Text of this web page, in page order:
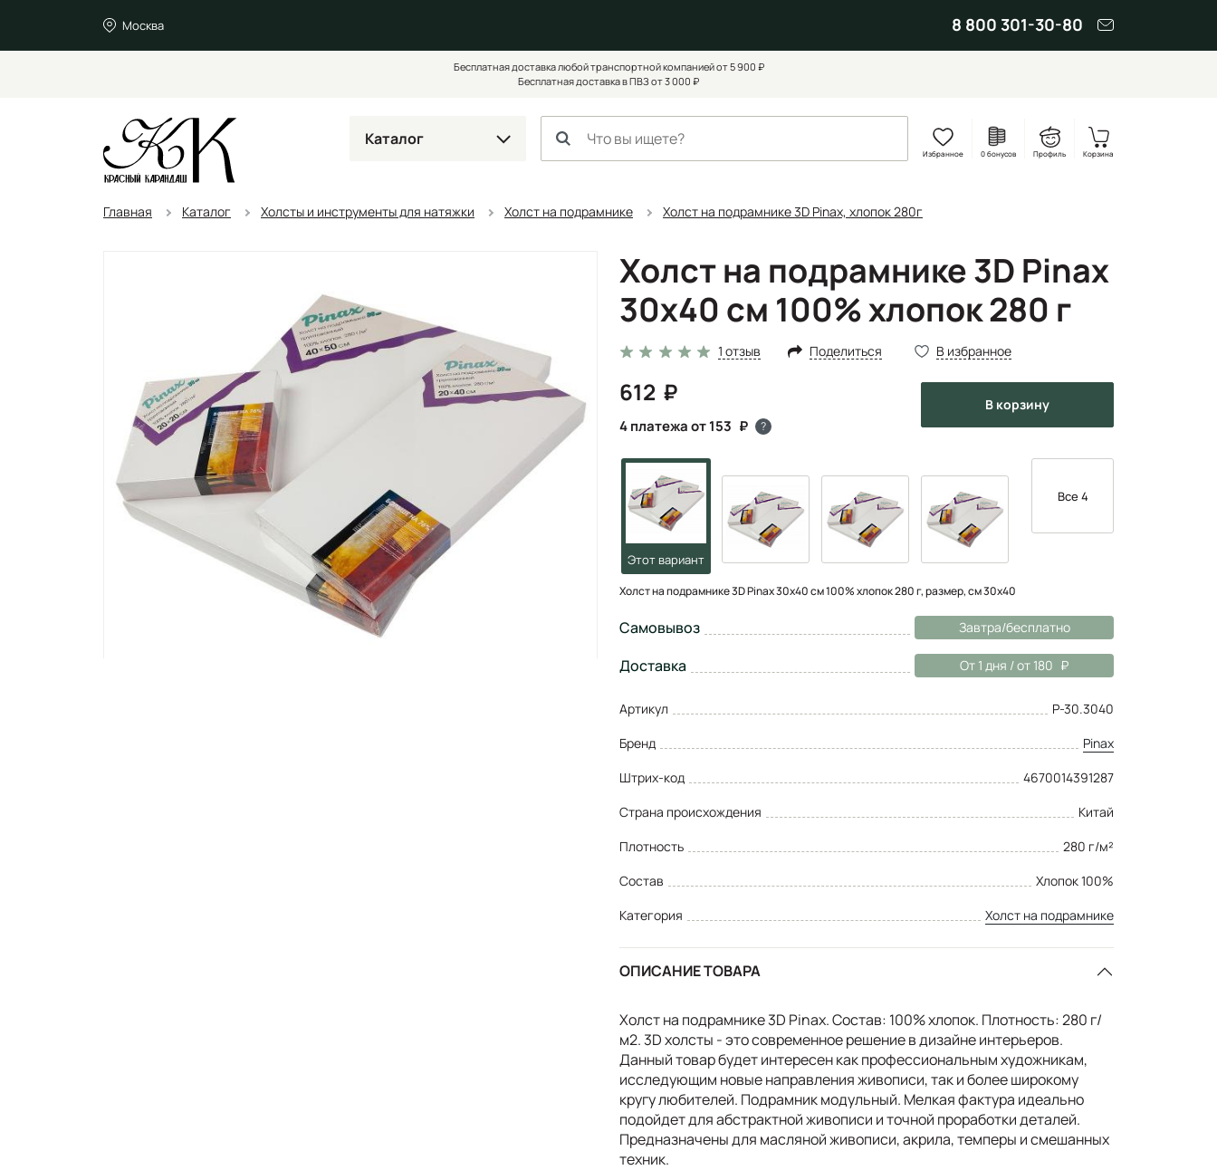
Москва 8 800 301-30-80
Бесплатная доставка любой транспортной компанией от 5 900 ₽
Бесплатная доставка в ПВЗ от 3 000 ₽
Каталог
Избранное 0 бонусов Профиль Корзина
Главная Каталог Холсты и инструменты для натяжки Холст на подрамнике Холст на подрамнике 3D Pinax, хлопок 280г
Холст на подрамнике 3D Pinax
30x40 см 100% хлопок 280 г
1 отзыв Поделиться В избранное
612
4 платежа от 153 ?
в корзину
Все 4
Холст на подрамнике 3D Pinax 30x40 см 100% хлопок 280 г, размер, см 30х40
Самовывоз Завтра/бесплатно
Доставка От 1 дня / от 180
Артикул
P-30.3040
Бренд
Pinax
Штрих-код
4670014391287
Страна происхождения
Китай
Плотность
280 г/м²
Состав
Хлопок 100%
Категория
Холст на подрамнике
ОПИСАНИЕ ТОВАРА
Холст на подрамнике 3D Pinax. Состав: 100% хлопок. Плотность: 280 г/
м2. 3D холсты - это современное решение в дизайне интерьеров.
Данный товар будет интересен как профессиональным художникам,
исследующим новые направления живописи, так и более широкому
кругу любителей. Подрамник модульный. Мелкая фактура идеально
подойдет для абстрактной живописи и точной проработки деталей.
Предназначены для масляной живописи, акрила, темперы и смешанных
техник.